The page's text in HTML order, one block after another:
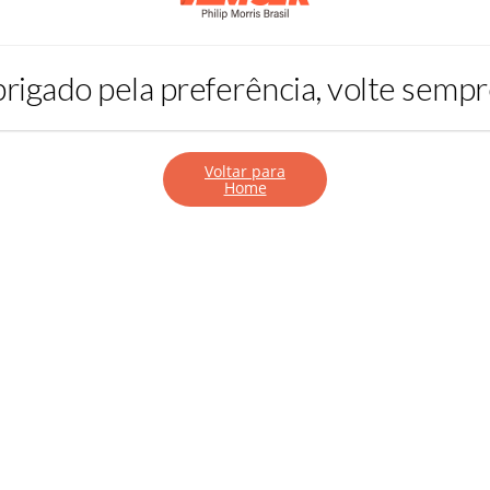
pela preferência, volte
Voltar para
Home